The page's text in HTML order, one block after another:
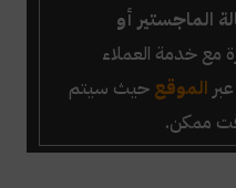
الماجستير أو
مع خدمة العملاء
الموقع حيث سيتم
ممكن.